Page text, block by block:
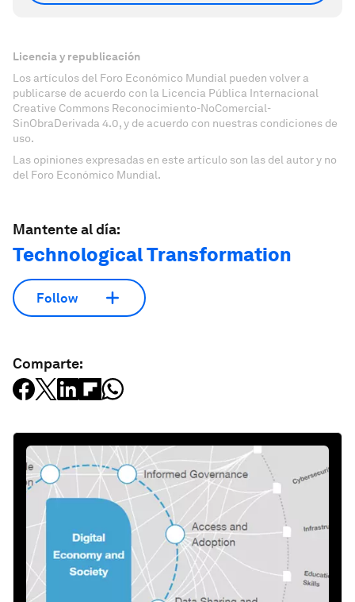
Licencia y republicación
Los artículos del Foro Económico Mundial pueden volver a
publicarse de acuerdo con la Licencia Pública Internacional
Creative Commons Reconocimiento-NoComercial-
SinObraDerivada 4.0, y de acuerdo con nuestras condiciones de
uso.
Las opiniones expresadas en este artículo son las del autor y no
del Foro Económico Mundial.
Mantente al día:
Technological Transformation
Follow
Comparte: